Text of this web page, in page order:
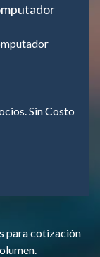
Sin Costo
para cotización